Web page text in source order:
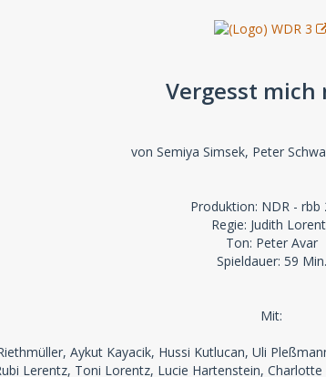
Vergesst mich
von Semiya Simsek, Peter
Produktion: NDR - rbb
Regie: Judith
Ton: Peter Avar
Spieldauer: 59 Min.
Mit:
Aykut Kayacik, Hussi Kutlucan, Uli
Lerentz, Toni Lorentz, Lucie Hartenstein,